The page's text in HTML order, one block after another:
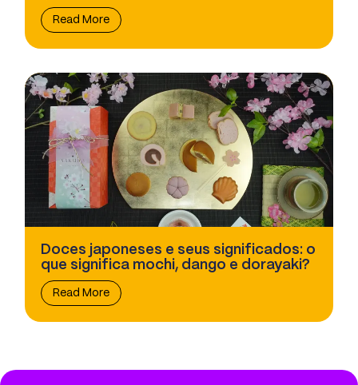
Read More
Doces japoneses e seus significados: o
que significa mochi, dango e dorayaki?
Read More